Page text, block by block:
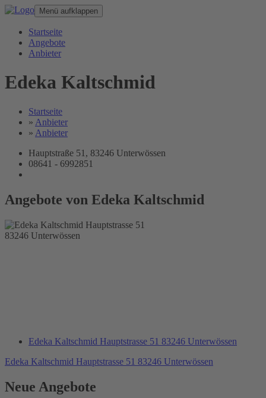
Menü aufklappen
Startseite
Angebote
Anbieter
Edeka Kaltschmid
Startseite
» Anbieter
» Anbieter
Hauptstraße 51, 83246 Unterwössen
08641 - 6992851
Angebote von Edeka Kaltschmid
Edeka Kaltschmid Hauptstrasse 51 83246 Unterwössen
Edeka Kaltschmid Hauptstrasse 51 83246 Unterwössen
Neue Angebote